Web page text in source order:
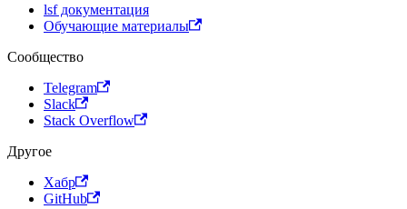
lsf документация
Обучающие материалы
Сообщество
Telegram
Slack
Stack Overflow
Другое
Хабр
GitHub